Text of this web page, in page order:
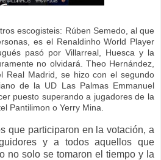
escogisteis: Rúben Semedo, al que
es el Renaldinho World Player
pasó por Villarreal, Huesca y la
no olvidará. Theo Hernández,
Real Madrid,
se hizo con el segundo
de la UD Las Palmas Emmanuel
puesto superando a jugadores de la
Pantilimon o Yerry Mina.
que participaron en la votación, a
y a todos aquellos que
no solo se tomaron el tiempo y la